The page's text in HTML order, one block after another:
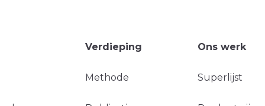
Verdieping
Methode
Ons werk
Superlijst